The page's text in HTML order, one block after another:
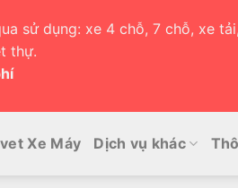
sử dụng: xe 4 chỗ, 7 chỗ, xe
thự.
Xe Máy Dịch vụ khác